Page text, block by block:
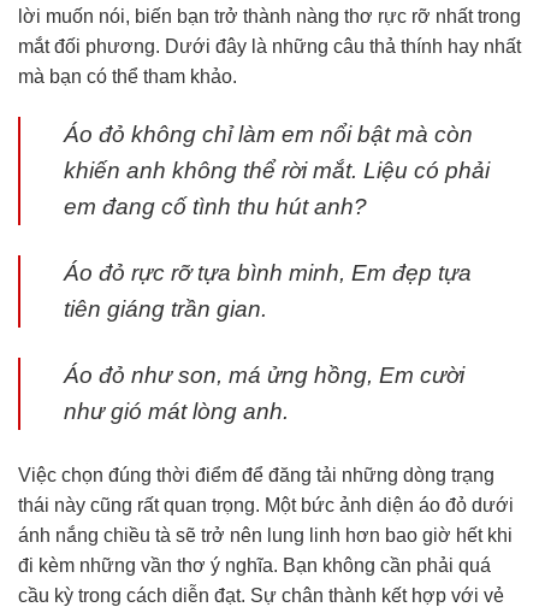
lời muốn nói, biến bạn trở thành nàng thơ rực rỡ nhất trong
mắt đối phương. Dưới đây là những câu thả thính hay nhất
mà bạn có thể tham khảo.
Áo đỏ không chỉ làm em nổi bật mà còn
khiến anh không thể rời mắt. Liệu có phải
em đang cố tình thu hút anh?
Áo đỏ rực rỡ tựa bình minh, Em đẹp tựa
tiên giáng trần gian.
Áo đỏ như son, má ửng hồng, Em cười
như gió mát lòng anh.
Việc chọn đúng thời điểm để đăng tải những dòng trạng
thái này cũng rất quan trọng. Một bức ảnh diện áo đỏ dưới
ánh nắng chiều tà sẽ trở nên lung linh hơn bao giờ hết khi
đi kèm những vần thơ ý nghĩa. Bạn không cần phải quá
cầu kỳ trong cách diễn đạt. Sự chân thành kết hợp với vẻ